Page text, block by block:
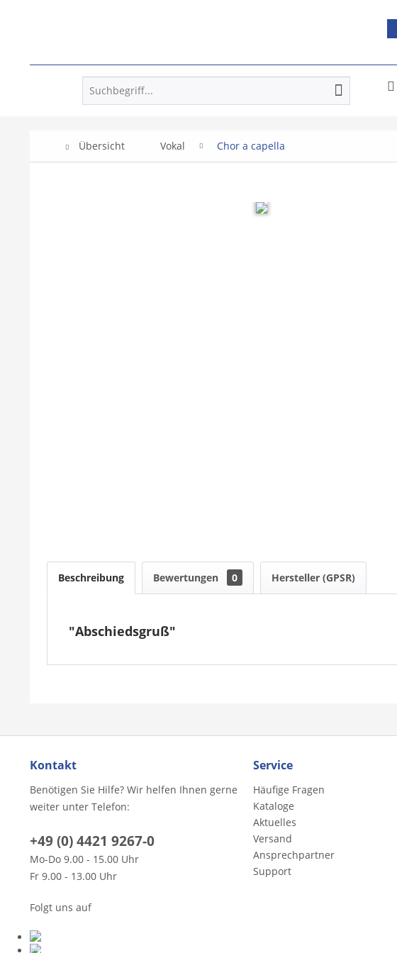
Übersicht Vokal Chor a capella
Beschreibung Bewertungen 0 Hersteller (GPSR)
"Abschiedsgruß"
Kontakt
Benötigen Sie Hilfe? Wir helfen Ihnen gerne
weiter unter Telefon:
+49 (0) 4421 9267-0
Mo-Do 9.00 - 15.00 Uhr
Fr 9.00 - 13.00 Uhr
Folgt uns auf
Service
Häufige Fragen
Kataloge
Aktuelles
Versand
Ansprechpartner
Support